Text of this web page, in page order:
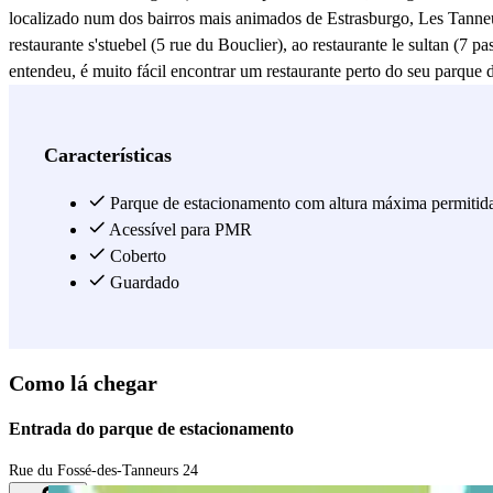
localizado num dos bairros mais animados de Estrasburgo, Les
restaurante s'stuebel (5 rue du Bouclier), ao restaurante le sultan (7
entendeu, é muito fácil encontrar um restaurante perto do seu
comercial Aubette (31 place Kléber), o centro comercial Les Halles
Strasbourg Les Tanneurs está também idealmente localizado na
um posto de correios. Finalmente, Estrasburgo é uma cidade muito
Aubette e o bairro conhecido pelas suas típicas ruas estreitas, La
Tanneurs está situado a um passo do sistema de transportes
Características
Parque de estacionamento com altura máxima
Acessível para PMR
Coberto
Guardado
Como lá chegar
Entrada do parque de estacionamento
Rue du Fossé-des-Tanneurs 24